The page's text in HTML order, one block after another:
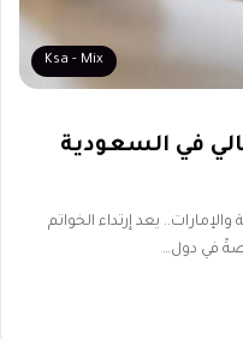
Ksa - Mix
في السعودية
يعد إرتداء الخواتم
في دول…